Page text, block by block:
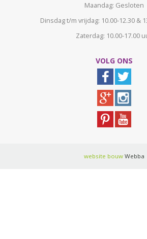
Maandag: Gesloten
Dinsdag t/m vrijdag: 10.00-12.30 &
Zaterdag: 10.00-17.00
VOLG ONS
website bouwWebba